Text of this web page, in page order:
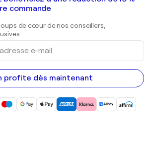
commande
de cœur de nos conseillers,
profite dès maintenant